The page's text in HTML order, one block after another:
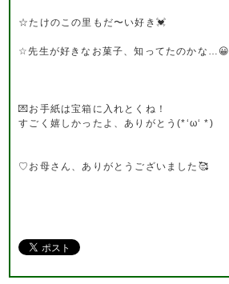
☆たけのこの里もだ〜い好き💓
☆先生が好きなお菓子、知ってたのかな…😀
💌お手紙は宝箱に入れとくね！
すごく嬉しかったよ、ありがとう(*‘ω‘ *)
♡お母さん、ありがとうございました🥰